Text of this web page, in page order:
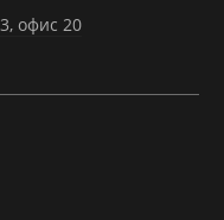
офис 20